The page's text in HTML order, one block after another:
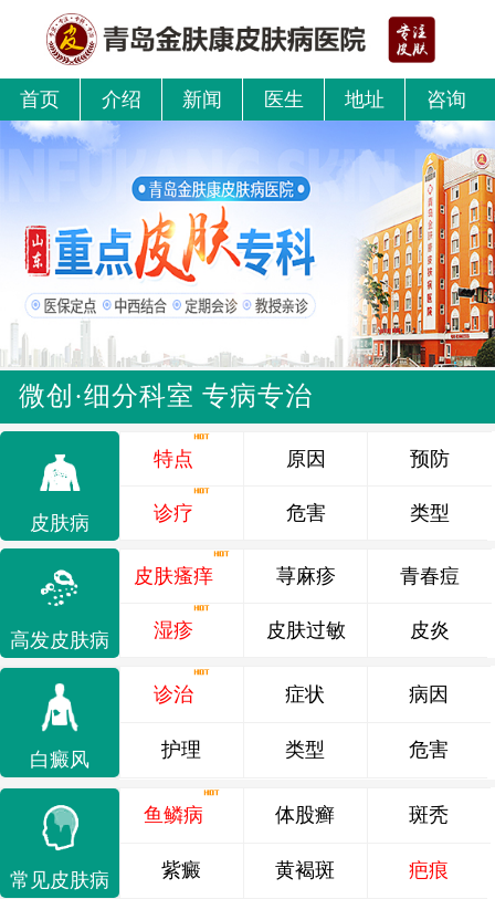
首页 介绍 新闻 医生 地址 咨询
微创·细分科室 专病专治
皮肤病
特点
诊疗
原因
危害
预防
类型
高发皮肤病
皮肤瘙痒
湿疹
荨麻疹
皮肤过敏
青春痘
皮炎
白癜风
诊治 症状 病因
护理 类型 危害
常见皮肤病
鱼鳞病 体股癣 斑秃
紫癜 黄褐斑 疤痕